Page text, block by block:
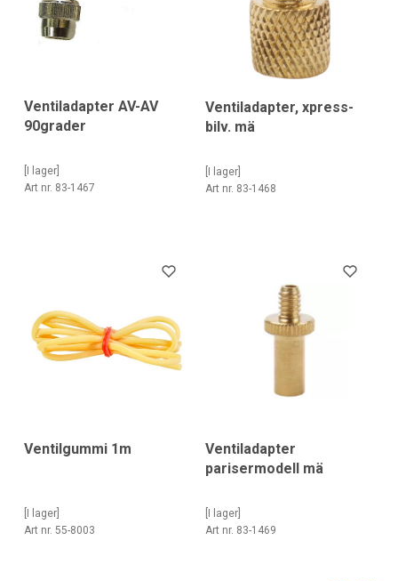
Ventiladapter AV-AV
90grader
[I lager]
Art nr. 83-1467
Ventiladapter, xpress-
bilv. mä
[I lager]
Art nr. 83-1468
Ventilgummi 1m
[I lager]
Art nr. 55-8003
Ventiladapter
parisermodell mä
[I lager]
Art nr. 83-1469